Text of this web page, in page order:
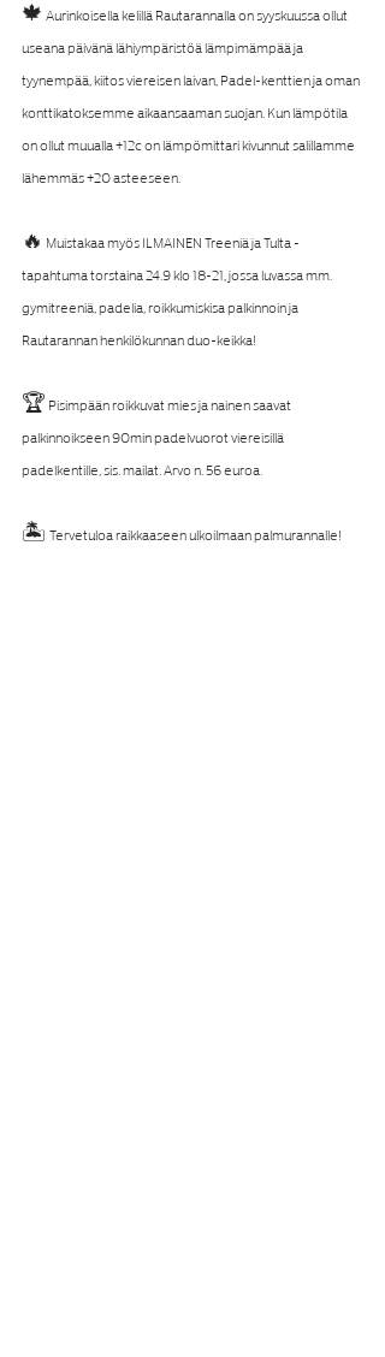
🍁 Aurinkoisella kelillä Rautarannalla on syyskuussa ollut
useana päivänä lähiympäristöä lämpimämpää ja
tyynempää, kiitos viereisen laivan, Padel-kenttien ja oman
konttikatoksemme aikaansaaman suojan. Kun lämpötila
on ollut muualla +12c on lämpömittari kivunnut salillamme
lähemmäs +20 asteeseen.
🔥 Muistakaa myös ILMAINEN Treeniä ja Tulta -
tapahtuma torstaina 24.9 klo 18-21, jossa luvassa mm.
gymitreeniä, padelia, roikkumiskisa palkinnoin ja
Rautarannan henkilökunnan duo-keikka!
🏆 Pisimpään roikkuvat mies ja nainen saavat
palkinnoikseen 90min padelvuorot viereisillä
padelkentille, sis. mailat. Arvo n. 56 euroa.
🏝 Tervetuloa raikkaaseen ulkoilmaan palmurannalle!